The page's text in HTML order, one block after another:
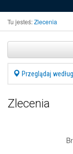
Tu jesteś:Zlecenia
Przeglądaj
Zlecenia